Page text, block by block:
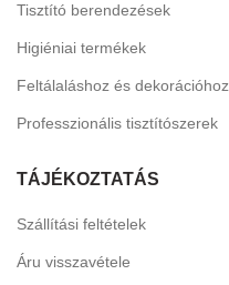
Tisztító berendezések
Higiéniai termékek
Feltálaláshoz és dekorációhoz
Professzionális tisztítószerek
TÁJÉKOZTATÁS
Szállítási feltételek
Áru visszavétele